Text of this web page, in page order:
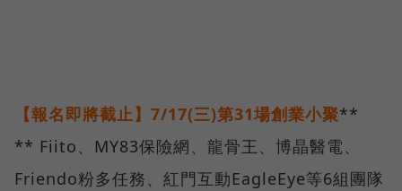
【報名即將截止】 7/17(三)第31場創業小聚**
** Fiito、MY83保險網、龍骨王、博晶醫電、
Friendo粉多任務、紅門互動EagleEye等6組團隊